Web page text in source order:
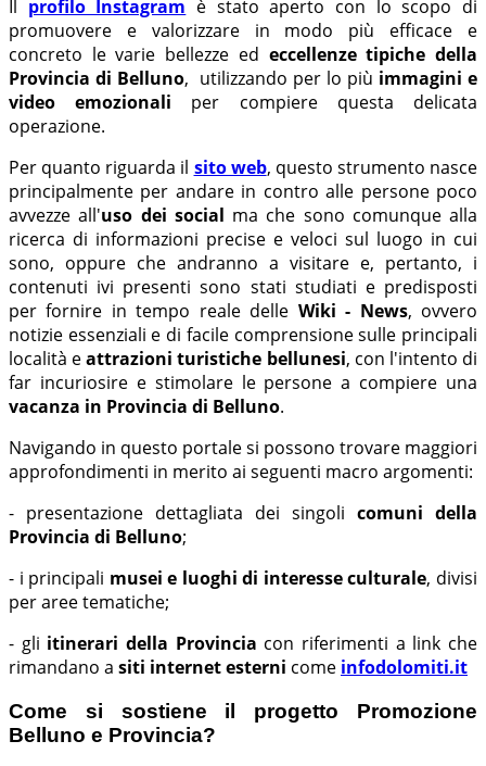
profilo Instagram è stato aperto con lo scopo di
promuovere e valorizzare in modo più efficace e
concreto le varie bellezze ed eccellenze tipiche della
Provincia di Belluno, utilizzando per lo più immagini e
video emozionali per compiere questa delicata
operazione.
Per quanto riguarda il sito web, questo strumento nasce
principalmente per andare in contro alle persone poco
avvezze all'uso dei social ma che sono comunque alla
ricerca di informazioni precise e veloci sul luogo in cui
sono, oppure che andranno a visitare e, pertanto, i
contenuti ivi presenti sono stati studiati e predisposti
per fornire in tempo reale delle Wiki - News, ovvero
notizie essenziali e di facile comprensione sulle principali
località eattrazioni turistiche bellunesi, con l'intento di
far incuriosire e stimolare le persone a compiere una
vacanza in Provincia di Belluno.
Navigando in questo portale si possono trovare maggiori
approfondimenti in merito ai seguenti macro argomenti:
- presentazione dettagliata dei singoli comuni della
Provincia di Belluno;
- i principali musei e luoghi di interesse culturale, divisi
per aree tematiche;
- gli itinerari della Provincia con riferimenti a link che
rimandano a siti internet esterni come infodolomiti.it
Come si sostiene il progetto Promozione
Belluno e Provincia?